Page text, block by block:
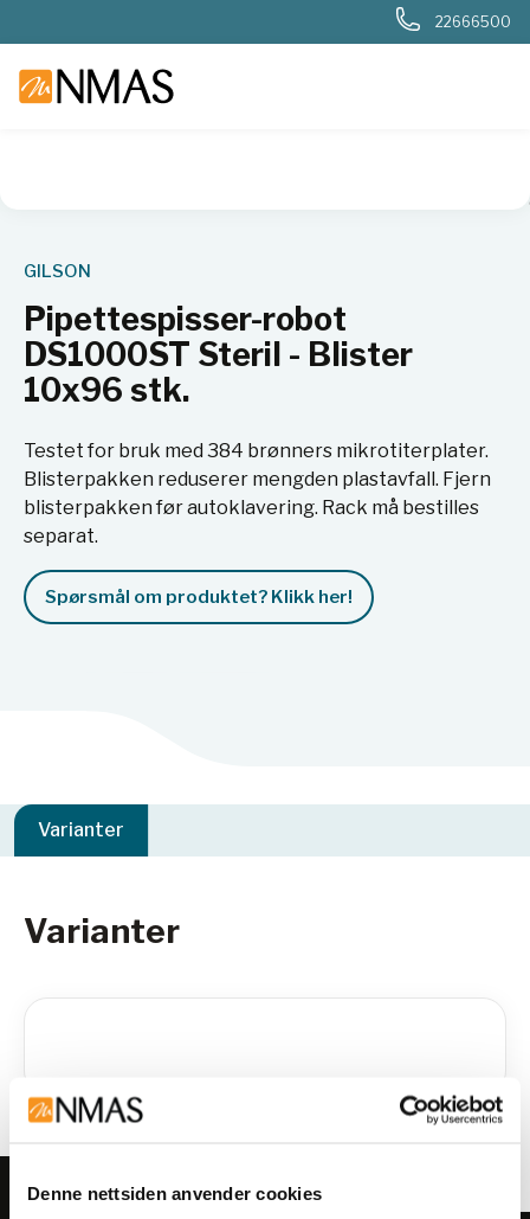
Denne nettsiden anvender cookies
22666500
GILSON
Pipettespisser-robot
DS1000ST Steril - Blister
10x96 stk.
Testet for bruk med 384 brønners mikrotiterplater.
Blisterpakken reduserer mengden plastavfall. Fjern
blisterpakken før autoklavering. Rack må bestilles
separat.
Spørsmål om produktet? Klikk her!
Varianter
Varianter